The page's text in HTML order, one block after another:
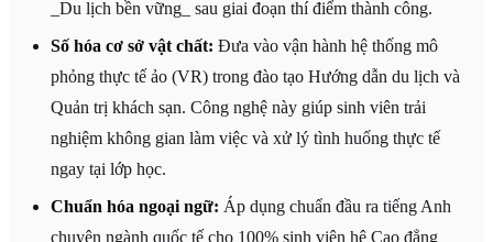
_Du lịch bền vững_ sau giai đoạn thí điểm thành công.
Số hóa cơ sở vật chất: Đưa vào vận hành hệ thống mô
phỏng thực tế ảo (VR) trong đào tạo Hướng dẫn du lịch và
Quản trị khách sạn. Công nghệ này giúp sinh viên trải
nghiệm không gian làm việc và xử lý tình huống thực tế
ngay tại lớp học.
Chuẩn hóa ngoại ngữ: Áp dụng chuẩn đầu ra tiếng Anh
chuyên ngành quốc tế cho 100% sinh viên hệ Cao đẳng